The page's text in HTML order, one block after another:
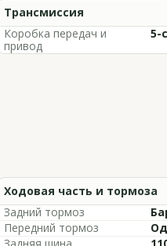
Трансмиссия
Коробка передач и
привод
5-
Ходовая часть и тормоза
Задний тормоз
Передний тормоз